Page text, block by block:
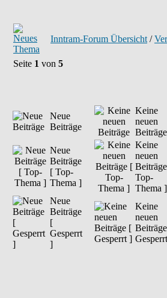
Inntram-Forum Übersicht /
Seite 1 von 5
Neue
Beiträge
Keine
neuen
Beiträge
Neue
Beiträge
[ Top-
Thema ]
Keine
neuen
Top-
Thema ]
Neue
Beiträge
[
Gesperrt
]
Keine
neuen